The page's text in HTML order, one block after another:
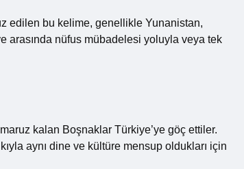
edilen bu kelime, genellikle Yunanistan,
arasında nüfus mübadelesi yoluyla veya tek
kalan Boşnaklar Türkiye’ye göç ettiler.
aynı dine ve kültüre mensup oldukları için